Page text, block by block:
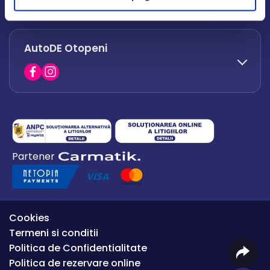
office.afumati@autode.ro
0730 063 852
0730 063 851
AutoDE Otopeni
0754 649 360
office.premium@autode.ro
Partener
Cookies
Termeni si conditii
Politica de Confidentialitate
Politica de rezervare online